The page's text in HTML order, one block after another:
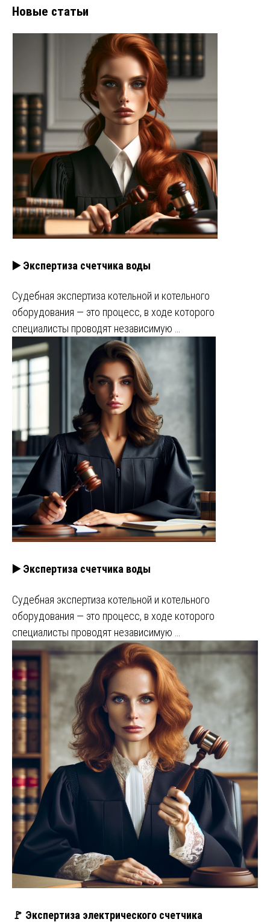
Новые статьи
▶️ Экспертиза счетчика воды
Судебная экспертиза котельной и котельного
оборудования — это процесс, в ходе которого
специалисты проводят независимую …
▶️ Экспертиза счетчика воды
Судебная экспертиза котельной и котельного
оборудования — это процесс, в ходе которого
специалисты проводят независимую …
🚩 Экспертиза электрического счетчика